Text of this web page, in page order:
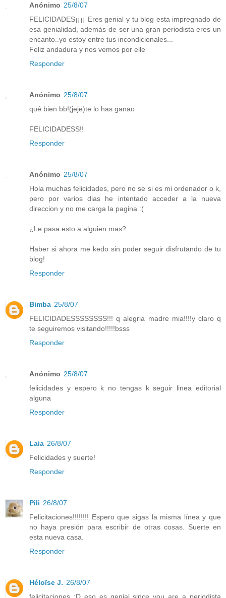
Anónimo 25/8/07
FELICIDADES¡¡¡¡ Eres genial y tu blog esta impregnado de
esa genialidad, además de ser una gran periodista eres un
encanto..yo estoy entre tus incondicionales...
Feliz andadura y nos vemos por elle
Responder
Anónimo 25/8/07
qué bien bb!(jeje)te lo has ganao
FELICIDADESS!!
Responder
Anónimo 25/8/07
Hola muchas felicidades, pero no se si es mi ordenador o k,
pero por varios dias he intentado acceder a la nueva
direccion y no me carga la pagina :(
¿Le pasa esto a alguien mas?
Haber si ahora me kedo sin poder seguir disfrutando de tu
blog!
Responder
Bimba 25/8/07
FELICIDADESSSSSSSS!!! q alegria madre mia!!!!y claro q
te seguiremos visitando!!!!!bsss
Responder
Anónimo 25/8/07
felicidades y espero k no tengas k seguir linea editorial
alguna
Responder
Laia 26/8/07
Felicidades y suerte!
Responder
Pili 26/8/07
Felicitaciones!!!!!!!! Espero que sigas la misma línea y que
no haya presión para escribir de otras cosas. Suerte en
esta nueva casa.
Responder
Héloïse J. 26/8/07
felicitaciones :D eso es genial since you are a periodista